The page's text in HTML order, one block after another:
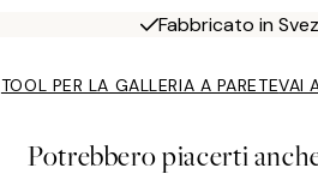
Fabbricato in
TOOL PER LA GALLERIA A PARETEVAI
Potrebbero piacerti